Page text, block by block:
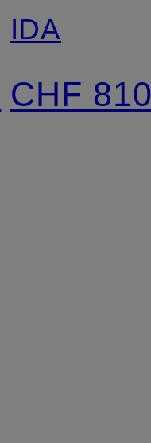
IDA
CHF